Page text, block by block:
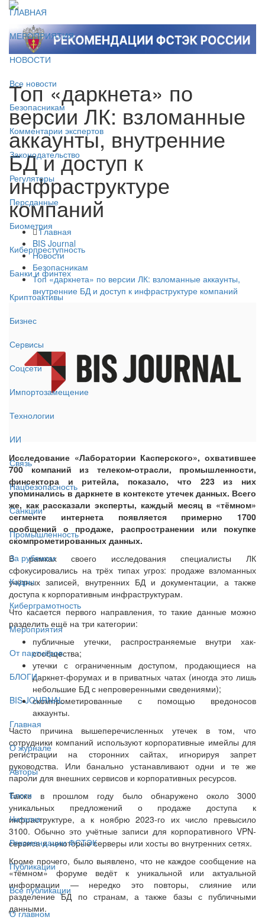
ГЛАВНАЯ
МЕРОПРИЯТИЯ
НОВОСТИ
Все новости
Безопасникам
Комментарии экспертов
Законодательство
Регуляторы
Персданные
Биометрия
Киберпреступность
Банки и финтех
Криптоактивы
Бизнес
Сервисы
Соцсети
Импортозамещение
Технологии
ИИ
Связь
Нацбезопасность
Санкции
Промышленность
За рубежом
Кадры
Киберграмотность
Мероприятия
От партнёров
БЛОГИ
BIS JOURNAL
Главная
О журнале
Авторы
Блоги
Читалка
Рекомендации ФСТЭК
Публикации
Все публикации
О главном
Топ «даркнета» по
версии ЛК: взломанные
аккаунты, внутренние
БД и доступ к
инфраструктуре
компаний
Главная
BIS Journal
Новости
Безопасникам
Топ «даркнета» по версии ЛК: взломанные аккаунты,
внутренние БД и доступ к инфраструктуре компаний
Исследование «Лаборатории Касперского», охватившее
700 компаний из телеком-отрасли, промышленности,
финсектора и ритейла, показало, что 223 из них
упоминались в даркнете в контексте утечек данных. Всего
же, как рассказали эксперты, каждый месяц в «тёмном»
сегменте интернета появляется примерно 1700
сообщений о продаже, распространении или покупке
скомпрометированных данных.
В рамках своего исследования специалисты ЛК
сфокусировались на трёх типах угроз: продаже взломанных
учётных записей, внутренних БД и документации, а также
доступа к корпоративным инфраструктурам.
Что касается первого направления, то такие данные можно
разделить ещё на три категории:
публичные утечки, распространяемые внутри хак-
сообщества;
утечки с ограниченным доступом, продающиеся на
даркнет-форумах и в приватных чатах (иногда это лишь
небольшие БД с непроверенными сведениями);
скомпрометированные с помощью вредоносов
аккаунты.
Часто причина вышеперечисленных утечек в том, что
сотрудники компаний используют корпоративные имейлы для
регистрации на сторонних сайтах, игнорируя запрет
руководства. Или банально устанавливают одни и те же
пароли для внешних сервисов и корпоративных ресурсов.
Также в прошлом году было обнаружено около 3000
уникальных предложений о продаже доступа к
инфраструктуре, а к ноябрю 2023-го их число превысило
3100. Обычно это учётные записи для корпоративного VPN-
сервиса и некоторые серверы или хосты во внутренних сетях.
Кроме прочего, было выявлено, что не каждое сообщение на
«тёмном» форуме ведёт к уникальной или актуальной
информации — нередко это повторы, слияние или
разделение БД по странам, а также базы с публичными
данными.